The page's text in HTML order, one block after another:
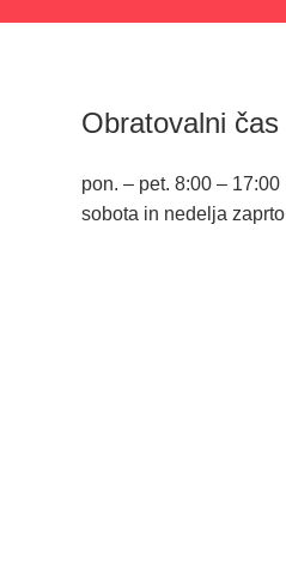
Obratovalni čas
pon. – pet. 8:00 – 17:00
sobota in nedelja zaprto